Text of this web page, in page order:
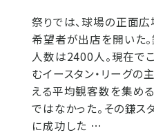
祭りでは、球場の正面
希望者が出店を開いた
人数は2400人。現在で
むイースタン・リーグ
える平均観客数を集め
ではなかった。その鎌
に成功した …